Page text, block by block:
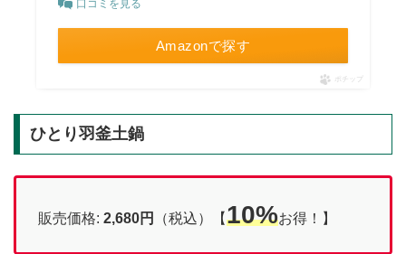
口コミを見る
Amazonで探す
ポチップ
ひとり羽釜土鍋
販売価格: 2,680円 （税込）【10%お得！】